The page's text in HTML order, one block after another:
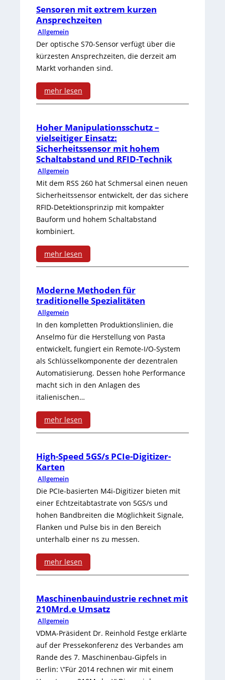
f
r
e
i
h
e
t
f
ü
r
C
A
N
e
n
P
r
o
z
s
s
c
h
w
a
n
k
n
g
e
n
v
e
r
m
e
i
e
n
Sensoren mit extrem kurzen
Ansprechzeiten
Allgemein
Der optische S70-Sensor verfügt über die
kürzesten Ansprechzeiten, die derzeit am
Markt vorhanden sind.
mehr lesen
:
S
e
n
s
o
r
e
n
m
i
t
e
x
t
r
e
k
r
z
e
n
A
s
r
e
c
h
z
Hoher Manipulationsschutz –
vielseitiger Einsatz:
Sicherheitssensor mit hohem
Schaltabstand und RFID-Technik
Allgemein
Mit dem RSS 260 hat Schmersal einen neuen
Sicherheitssensor entwickelt, der das sichere
RFID-Detektionsprinzip mit kompakter
Bauform und hohem Schaltabstand
kombiniert.
mehr lesen
:
H
o
h
e
r
M
a
n
i
u
l
a
t
i
o
n
s
c
h
u
t
Moderne Methoden für
traditionelle Spezialitäten
Allgemein
In den kompletten Produktionslinien, die
Anselmo für die Herstellung von Pasta
entwickelt, fungiert ein Remote-I/O-System
als Schlüsselkomponente der dezentralen
Automatisierung. Dessen hohe Performance
macht sich in den Anlagen des
italienischen…
mehr lesen
:
M
o
d
e
r
n
e
M
e
t
h
o
d
High-Speed 5GS/s PCIe-Digitizer-
Karten
Allgemein
Die PCIe-basierten M4i-Digitizer bieten mit
einer Echtzeitabtastrate von 5GS/s und
hohen Bandbreiten die Möglichkeit Signale,
Flanken und Pulse bis in den Bereich
unterhalb einer ns zu messen.
mehr lesen
:
H
i
g
h
-
Maschinenbauindustrie rechnet mit
210Mrd.e Umsatz
Allgemein
VDMA-Präsident Dr. Reinhold Festge erklärte
auf der Pressekonferenz des Verbandes am
Rande des 7. Maschinenbau-Gipfels in
Berlin: \“Für 2014 rechnen wir mit einem